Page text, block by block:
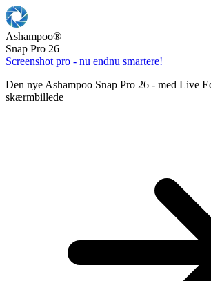
Ashampoo®
Snap Pro 26
Screenshot pro - nu endnu smartere!
Den nye Ashampoo Snap Pro 26 - med Live
skærmbillede